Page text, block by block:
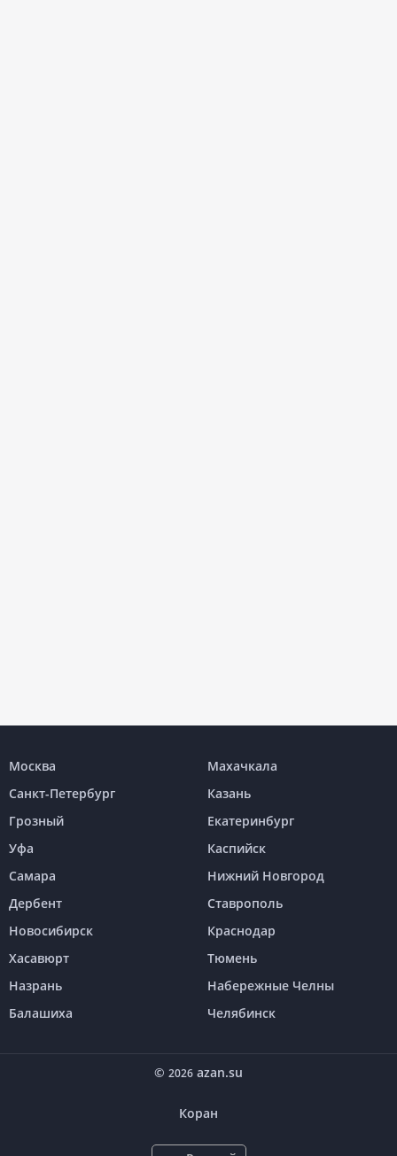
Москва
Махачкала
Санкт-Петербург
Казань
Грозный
Екатеринбург
Уфа
Каспийск
Самара
Нижний Новгород
Дербент
Ставрополь
Новосибирск
Краснодар
Хасавюрт
Тюмень
Назрань
Набережные Челны
Балашиха
Челябинск
© 2026 azan.su
Коран